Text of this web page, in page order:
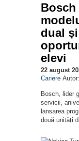
Bosch
dual
elevi
22 august
Cariere Autor:
Bosch, lider
servicii,
lansarea
două unități